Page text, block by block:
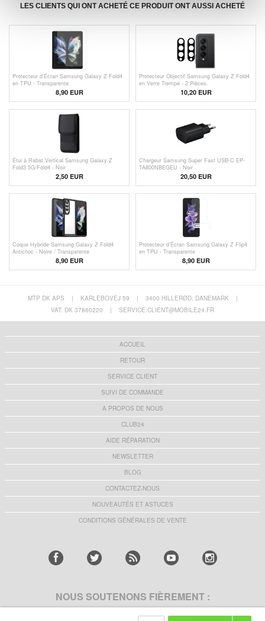
LES CLIENTS QUI ONT ACHETÉ CE PRODUIT ONT AUSSI ACHETÉ
Protecteur d’Écran Samsung Galaxy Z Fold4
en TPU - Transparente
8,90 EUR
Protecteur Objectif Samsung Galaxy Z Fold4
en Verre Trempé - 2 Pièces.
10,20 EUR
Étui à Rabat Vertical Samsung Galaxy Z
Fold3 5G/Fold4 - Noir
2,50EUR
Chargeur Samsung Super Fast USB-C EP-
TA800NBEGEU - Noir
20,50 EUR
Coque Hybride Samsung Galaxy Z Fold4
Antichoc - Noire / Transparente
8,90 EUR
Protecteur d’Écran Samsung Galaxy Z Flip4
en TPU - Transparente
8,90 EUR
MTP DK APS | KARLEBOVEJ 59 | 3400 HILLERØD, DANEMARK
|
VAT: DK 37860220
| SERVICE.CLIENT@MOBILE24.FR
ACCUEIL
RETOUR
SERVICE CLIENT
SUIVI DE COMMANDE
A PROPOS DE NOUS
CLUB24
AIDE RÉPARATION
NEWSLETTER
BLOG
CONTACTEZ-NOUS
NOUVEAUTÉS ET ASTUCES
CONDITIONS GÉNÉRALES DE VENTE
NOUS SOUTENONS FIÈREMENT :